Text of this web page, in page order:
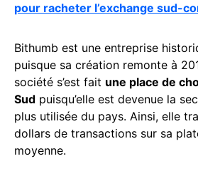
pour racheter l’exchange sud-
Bithumb est une entreprise
puisque sa création remonte à
société s’est fait une place de
Sud puisqu’elle est devenue la
plus utilisée du pays. Ainsi, elle
dollars de transactions sur sa
moyenne.